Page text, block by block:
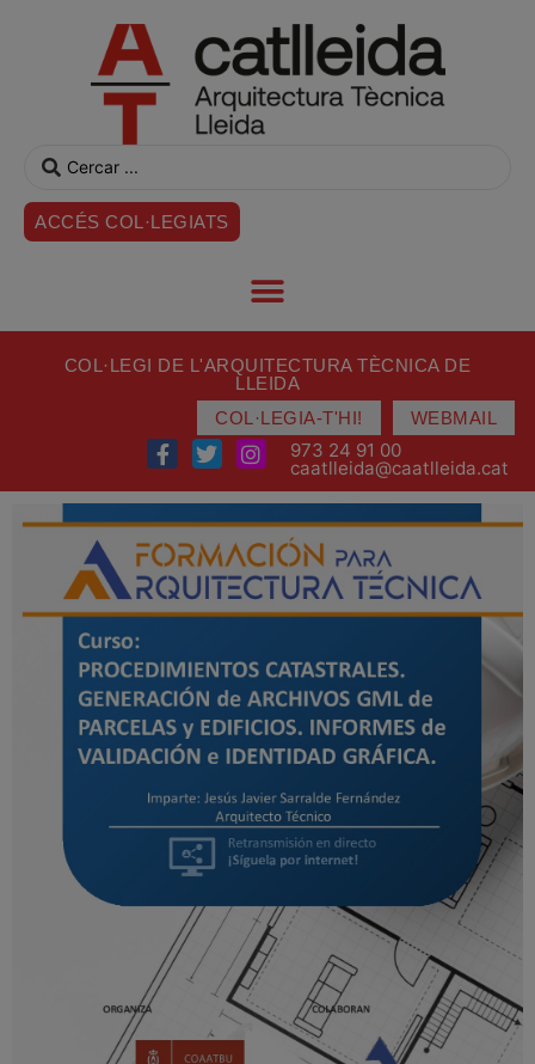
ACCÉS COL·LEGIATS
COL·LEGI DE L'ARQUITECTURA TÈCNICA DE
LLEIDA
COL·LEGIA-T'HI!
WEBMAIL
973 24 91 00
caatlleida@caatlleida.cat